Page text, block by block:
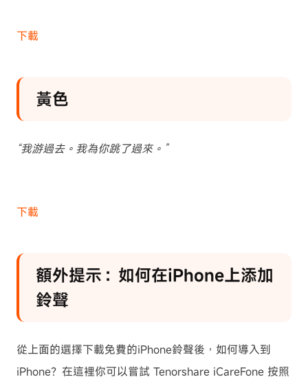
下載
黃色
“我游過去。我為你跳了過來。”
下載
額外提示：如何在iPhone上添加
鈴聲
從上面的選擇下載免費的iPhone鈴聲後，如何導入到
iPhone？在這裡你可以嘗試 Tenorshare iCareFone 按照